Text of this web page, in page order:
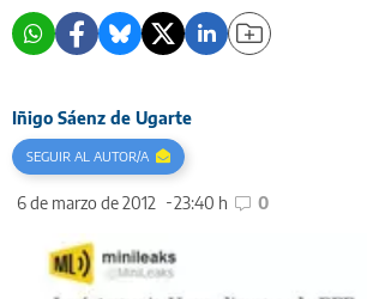
Iñigo Sáenz de Ugarte
6 de marzo de 2012 23:40 h 0
SEGUIR AL AUTOR/A